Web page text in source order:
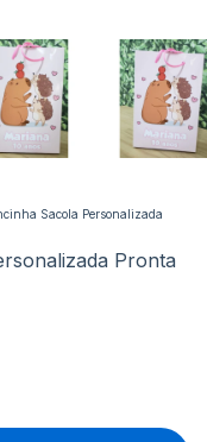
Sacola Personalizada
Pronta